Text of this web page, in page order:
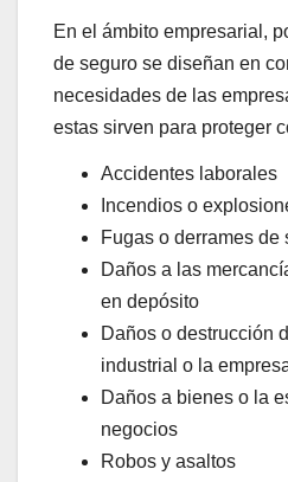
En el ámbito empresarial,
de seguro se diseñan en
necesidades de las
estas sirven para proteger
Accidentes laborales
Incendios o
Fugas o derrames
Daños a las
en depósito
Daños o destrucción
industrial o la
Daños a bienes o la
negocios
Robos y asaltos